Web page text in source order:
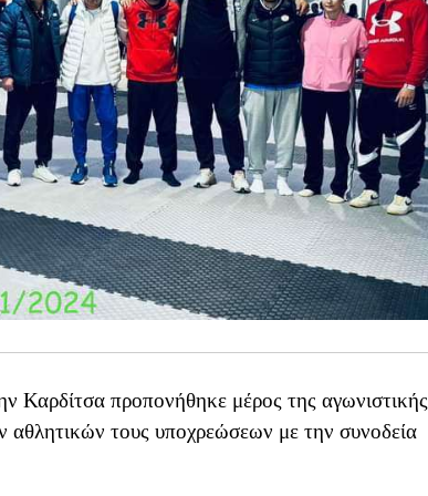
προπονήθηκε μέρος της αγωνιστικής
τους υποχρεώσεων με την συνοδεία